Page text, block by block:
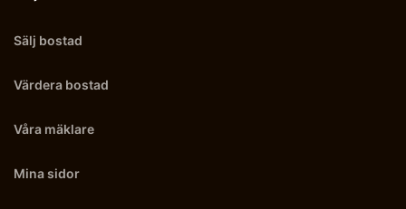
Sälj bostad
Värdera bostad
Våra mäklare
Mina sidor